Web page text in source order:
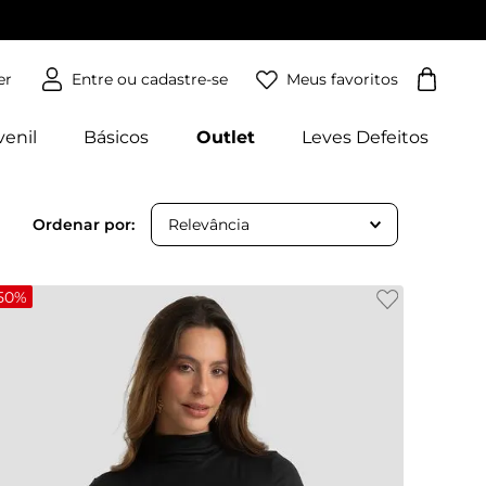
Meus favoritos
Básicos Outlet Leves Defeitos
Relevância